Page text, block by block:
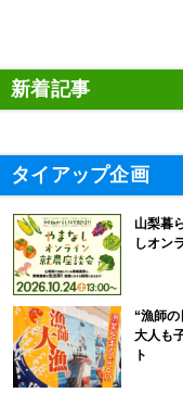
新着記事
タイアップ企画
山梨暮
しオン
“漁師
大人も
ト